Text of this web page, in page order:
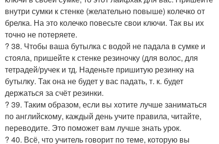
внутри сумки к стенке (желательно повыше) колечко от
брелка. На это колечко повесьте свои ключи. Так вы их
точно не потеряете.
? 38. Чтобы ваша бутылка с водой не падала в сумке и
стояла, пришейте к стенке резиночку (для волос, для
тетрадей/ручек и тд. Наденьте пришитую резинку на
бутылку. Так она не будет у вас падать, т. к. будет
держаться за счёт резинки.
? 39. Таким образом, если вы хотите лучше заниматься
по английскому, каждый день учите правила, читайте,
переводите. Это поможет вам лучше знать урок.
? 40. Всё, что учитель говорит по теме, которую вы